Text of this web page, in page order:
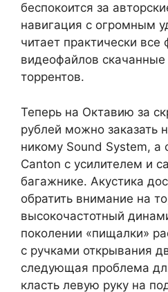
беспокоится за
навигация с огромным
читает практически все
видеофайлов
торрентов.
Теперь на Октавию за
рублей можно заказать
никому Sound System,
Canton с усилителем и
багажнике. Акустика
обратить внимание на
высокочастотный
поколении «пищалки»
с ручками открывания
следующая проблема
класть левую руку на